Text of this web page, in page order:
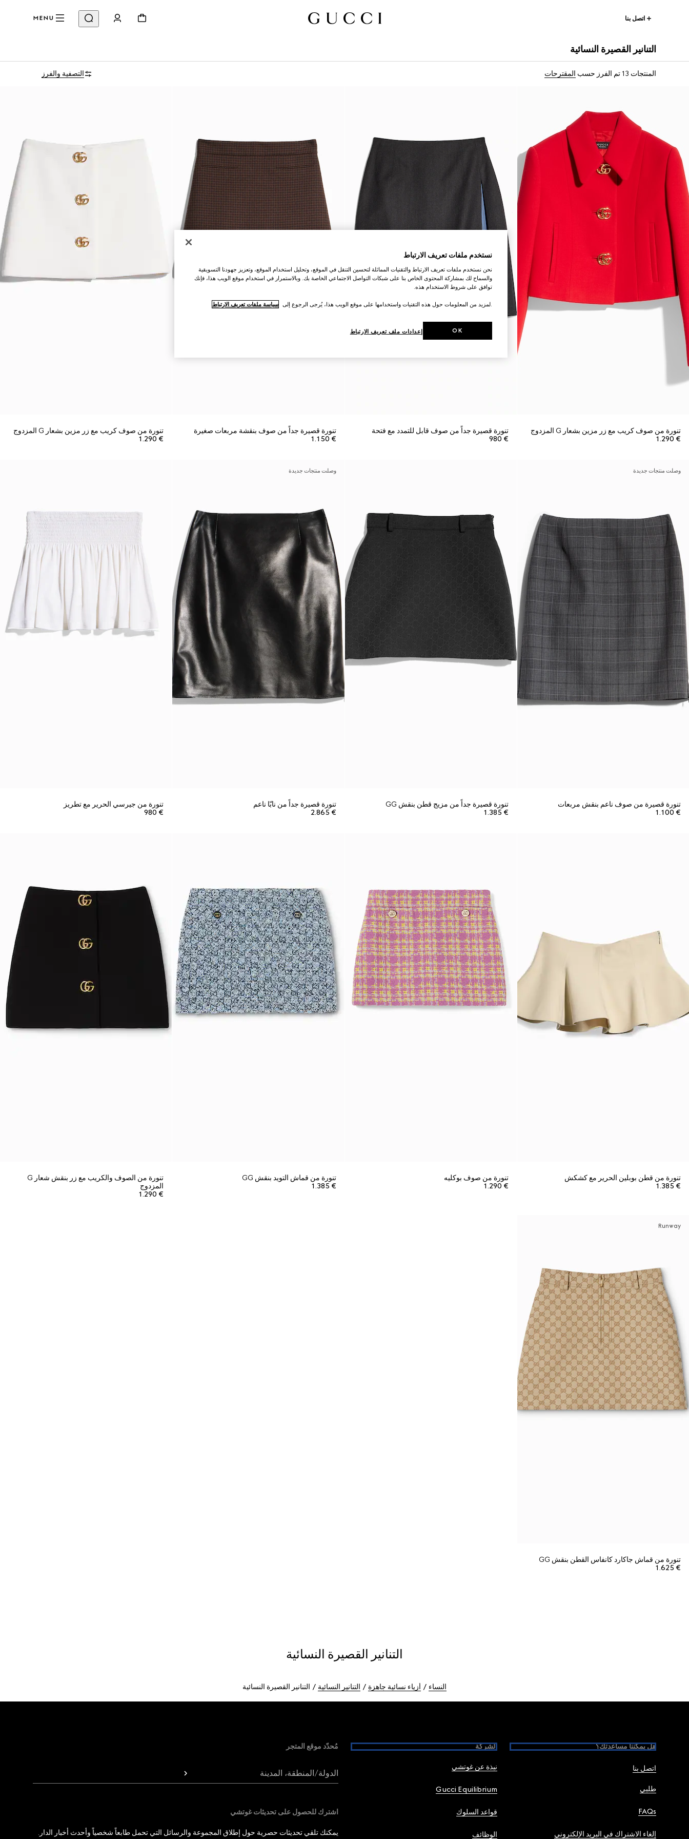
اتصل بنا MENU
التنانير القصيرة النسائية
المنتجات 13 تم الفرز حسب المقترحات التصفية والفرز
تنورة من صوف كريب مع زر مزين بشعار G المزدوج
€ 1.290
تنورة قصيرة جداً من صوف قابل للتمدد مع فتحة
€ 980
تنورة قصيرة جداً من صوف بنقشة مربعات صغيرة
€ 1.150
تنورة من صوف كريب مع زر مزين بشعار G المزدوج
€ 1.290
وصلت منتجات جديدة
تنورة قصيرة من صوف ناعم بنقش مربعات
€ 1.100
تنورة قصيرة جداً من مزيج قطن بنقش GG
€ 1.385
وصلت منتجات جديدة
تنورة قصيرة جداً من نابّا ناعم
€ 2.865
تنورة من جيرسي الحرير مع تطريز
€ 980
تنورة من قطن بوبلين الحرير مع كشكش
€ 1.385
تنورة من صوف بوكليه
€ 1.290
تنورة من قماش التويد بنقش GG
€ 1.385
تنورة من الصوف والكريب مع زر بنقش شعار G
المزدوج
€ 1.290
Runway
تنورة من قماش جاكارد كانفاس القطن بنقش GG
€ 1.625
التنانير القصيرة النسائية
النساء أزياء نسائية جاهزة التنانير النسائية التنانير القصيرة النسائية
هل يمكننا مساعدتك؟
اتصل بنا
طلبي
FAQs
إلغاء الاشتراك في البريد الإلكتروني
الشركة
نبذة عن غوتشي
Gucci Equilibrium
قواعد السلوك
الوظائف
مُحدّد موقع المتجر
الدولة/المنطقة، المدينة
اشترك للحصول على تحديثات غوتشي
يمكنك تلقي تحديثات حصرية حول إطلاق المجموعة والرسائل التي تحمل طابعاً شخصياً وأحدث أخبار الدار.
نستخدم ملفات تعريف الارتباط
نحن نستخدم ملفات تعريف الارتباط والتقنيات المماثلة لتحسين التنقل في الموقع، وتحليل استخدام الموقع، وتعزيز جهودنا التسويقية
والسماح لك بمشاركة المحتوى الخاص بنا على شبكات التواصل الاجتماعي الخاصة بك. وبالاستمرار في استخدام موقع الويب هذا، فإنك
توافق على شروط الاستخدام هذه.
.لمزيد من المعلومات حول هذه التقنيات واستخدامها على موقع الويب هذا، يُرجى الرجوع إلى سياسة ملفات تعريف الارتباط
إعدادات ملف تعريف الارتباط OK